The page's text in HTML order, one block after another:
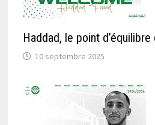
Haddad, le point d’équilibre
10 septembre 2025